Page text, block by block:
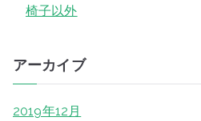
椅子以外
アーカイブ
2019年12月